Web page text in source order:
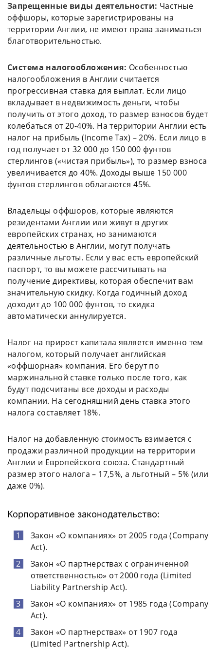
Запрещенные виды деятельности: Частные
оффшоры, которые зарегистрированы на
территории Англии, не имеют права заниматься
благотворительностью.
Система налогообложения: Особенностью
налогообложения в Англии считается
прогрессивная ставка для выплат. Если лицо
вкладывает в недвижимость деньги, чтобы
получить от этого доход, то размер взносов будет
колебаться от 20-40%. На территории Англии есть
налог на прибыль (Income Tax) – 20%. Если лицо в
год получает от 32 000 до 150 000 фунтов
стерлингов («чистая прибыль»), то размер взноса
увеличивается до 40%. Доходы выше 150 000
фунтов стерлингов облагаются 45%.
Владельцы оффшоров, которые являются
резидентами Англии или живут в других
европейских странах, но занимаются
деятельностью в Англии, могут получать
различные льготы. Если у вас есть европейский
паспорт, то вы можете рассчитывать на
получение директивы, которая обеспечит вам
значительную скидку. Когда годичный доход
доходит до 100 000 фунтов, то скидка
автоматически аннулируется.
Налог на прирост капитала является именно тем
налогом, который получает английская
«оффшорная» компания. Его берут по
маржинальной ставке только после того, как
будут подсчитаны все доходы и расходы
компании. На сегодняшний день ставка этого
налога составляет 18%.
Налог на добавленную стоимость взимается с
продажи различной продукции на территории
Англии и Европейского союза. Стандартный
размер этого налога – 17,5%, а льготный – 5% (или
даже 0%).
Корпоративное законодательство:
Закон «О компаниях» от 2005 года (Company
Act).
Закон «О партнерствах с ограниченной
ответственностью» от 2000 года (Limited
Liability Partnership Act).
Закон «О компаниях» от 1985 года (Company
Act).
Закон «О партнерствах» от 1907 года
(Limited Partnership Act).